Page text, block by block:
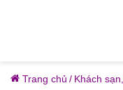
Trang chủ / Khách